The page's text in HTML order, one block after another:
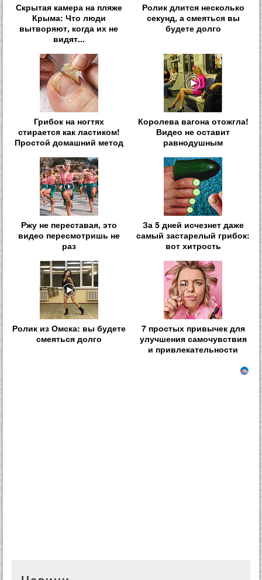
Скрытая камера на пляже
Крыма: Что люди
вытворяют, когда их не
видят...
Ролик длится несколько
секунд, а смеяться вы
будете долго
Грибок на ногтях
стирается как ластиком!
Простой домашний метод
Королева вагона отожгла!
Видео не оставит
равнодушным
Ржу не переставая, это
видео пересмотришь не
раз
За 5 дней исчезнет даже
самый застарелый грибок:
вот хитрость
Ролик из Омска: вы будете
смеяться долго
7 простых привычек для
улучшения самочувствия
и привлекательности